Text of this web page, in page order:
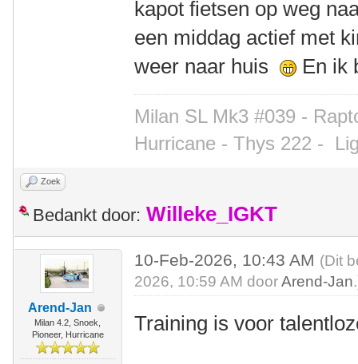
kapot fietsen op weg
een middag actief met
weer naar huis
En ik
Milan SL Mk3 #039 -
Hurricane - Thys 222 -
Zoek
Bedankt door: Willeke_IGKT
Arend-Jan
Milan 4.2, Snoek,
Pioneer, Hurricane
10-Feb-2026, 10:43 AM (Dit
2026, 10:59 AM doorArend-Jan
Training is voor